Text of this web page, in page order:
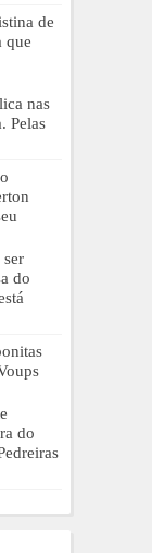
de
que
nas
Pelas
ser
do
do